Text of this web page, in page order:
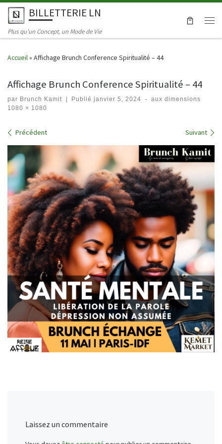
Skip to content
BILLETTERIE LN
Plus qu'un Concept, un Mode de Vie
Accueil » Affichage Brunch Conference Spiritualité – 44
Affichage Brunch Conference Spiritualité – 44
par Brunch Kamit Publiéjanvier 5, 2024 - aux dimensions
1080 × 1080
Navigation dans les images
Précédent Suivant
Laissez un commentaire